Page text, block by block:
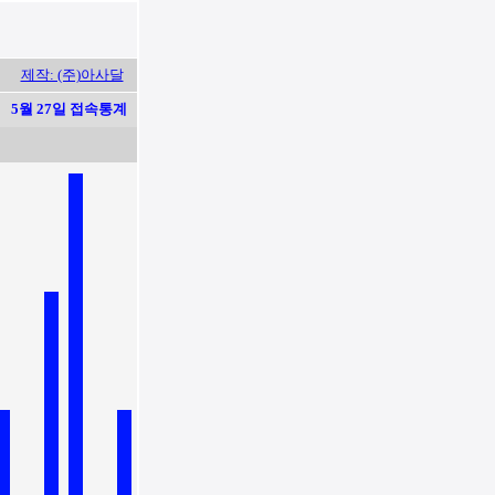
제작: (주)아사달
5월 27일 접속통계